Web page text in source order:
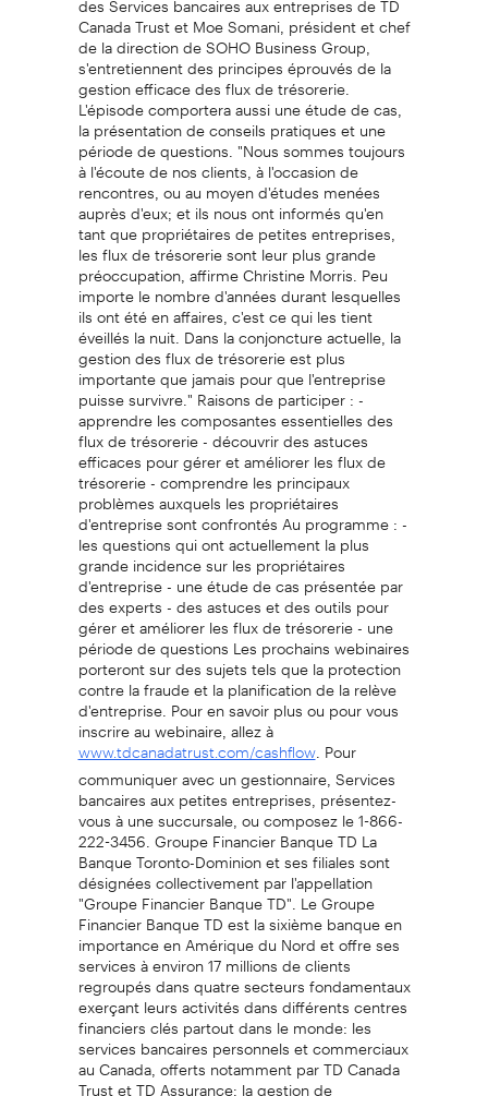
Canada Trust et Moe Somani, président et chef
de la direction de SOHO Business Group,
s'entretiennent des principes éprouvés de la
gestion efficace des flux de trésorerie.
L'épisode comportera aussi une étude de cas,
la présentation de conseils pratiques et une
période de questions. "Nous sommes toujours
à l'écoute de nos clients, à l'occasion de
rencontres, ou au moyen d'études menées
auprès d'eux; et ils nous ont informés qu'en
tant que propriétaires de petites entreprises,
les flux de trésorerie sont leur plus grande
préoccupation, affirme Christine Morris. Peu
importe le nombre d'années durant lesquelles
ils ont été en affaires, c'est ce qui les tient
éveillés la nuit. Dans la conjoncture actuelle, la
gestion des flux de trésorerie est plus
importante que jamais pour que l'entreprise
puisse survivre." Raisons de participer : -
apprendre les composantes essentielles des
flux de trésorerie - découvrir des astuces
efficaces pour gérer et améliorer les flux de
trésorerie - comprendre les principaux
problèmes auxquels les propriétaires
d'entreprise sont confrontés Au programme : -
les questions qui ont actuellement la plus
grande incidence sur les propriétaires
d'entreprise - une étude de cas présentée par
des experts - des astuces et des outils pour
gérer et améliorer les flux de trésorerie - une
période de questions Les prochains webinaires
porteront sur des sujets tels que la protection
contre la fraude et la planification de la relève
d'entreprise. Pour en savoir plus ou pour vous
inscrire au webinaire, allez à
www.tdcanadatrust.com/cashflow. Pour
communiquer avec un gestionnaire, Services
bancaires aux petites entreprises, présentez-
vous à une succursale, ou composez le 1-866-
222-3456. Groupe Financier Banque TD La
Banque Toronto-Dominion et ses filiales sont
désignées collectivement par l'appellation
"Groupe Financier Banque TD". Le Groupe
Financier Banque TD est la sixième banque en
importance en Amérique du Nord et offre ses
services à environ 17 millions de clients
regroupés dans quatre secteurs fondamentaux
exerçant leurs activités dans différents centres
financiers clés partout dans le monde: les
services bancaires personnels et commerciaux
au Canada, offerts notamment par TD Canada
Trust et TD Assurance; la gestion de